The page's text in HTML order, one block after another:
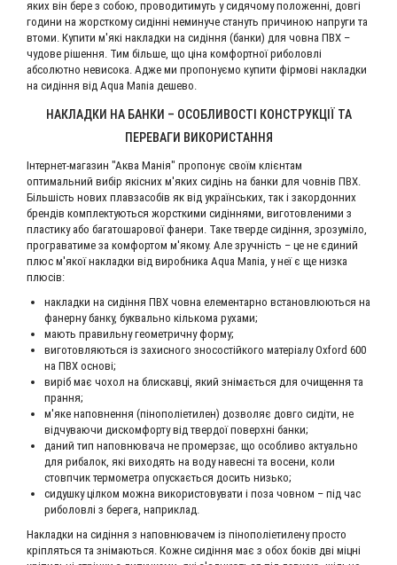
яких він бере з собою, проводитимуть у сидячому положенні, довгі
години на жорсткому сидінні неминуче стануть причиною напруги та
втоми. Купити м'які накладки на сидіння (банки) для човна ПВХ –
чудове рішення. Тим більше, що ціна комфортної риболовлі
абсолютно невисока. Адже ми пропонуємо купити фірмові накладки
на сидіння від Aqua Mania дешево.
НАКЛАДКИ НА БАНКИ – ОСОБЛИВОСТІ КОНСТРУКЦІЇ ТА
ПЕРЕВАГИ ВИКОРИСТАННЯ
Інтернет-магазин "Аква Манія" пропонує своїм клієнтам
оптимальний вибір якісних м'яких сидінь на банки для човнів ПВХ.
Більшість нових плавзасобів як від українських, так і закордонних
брендів комплектуються жорсткими сидіннями, виготовленими з
пластику або багатошарової фанери. Таке тверде сидіння, зрозуміло,
програватиме за комфортом м'якому. Але зручність – це не єдиний
плюс м'якої накладки від виробника Aqua Mania, у неї є ще низка
плюсів:
накладки на сидіння ПВХ човна елементарно встановлюються на
фанерну банку, буквально кількома рухами;
мають правильну геометричну форму;
виготовляються із захисного зносостійкого матеріалу Oxford 600
на ПВХ основі;
виріб має чохол на блискавці, який знімається для очищення та
прання;
м'яке наповнення (пінополіетилен) дозволяє довго сидіти, не
відчуваючи дискомфорту від твердої поверхні банки;
даний тип наповнювача не промерзає, що особливо актуально
для рибалок, які виходять на воду навесні та восени, коли
стовпчик термометра опускається досить низько;
сидушку цілком можна використовувати і поза човном – під час
риболовлі з берега, наприклад.
Накладки на сидіння з наповнювачем із пінополіетилену просто
кріпляться та знімаються. Кожне сидіння має з обох боків дві міцні